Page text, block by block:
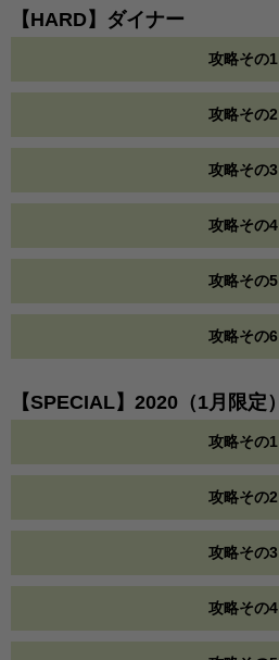
【HARD】ダイナー
攻略その1
攻略その2
攻略その3
攻略その4
攻略その5
攻略その6
【SPECIAL】2020（1月限定）
攻略その1
攻略その2
攻略その3
攻略その4